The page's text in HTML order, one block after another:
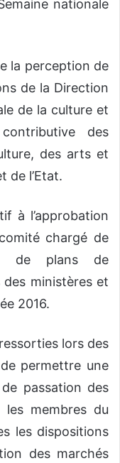
nationale
la perception de
de la Direction
de la culture et
des
des arts et
de l’Etat.
à l’approbation
chargé de
de plans de
ministères et
2016.
lors des
permettre une
passation des
membres du
les dispositions
des marchés